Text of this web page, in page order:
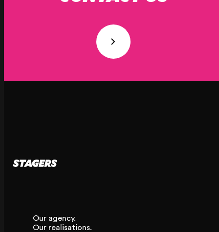
Our agency.
Our realisations.